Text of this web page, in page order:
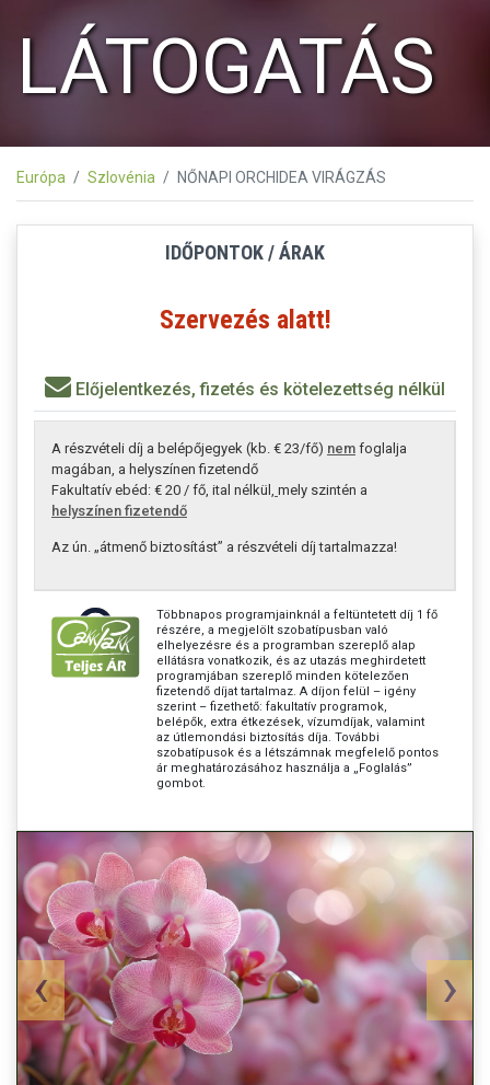
LÁTOGATÁS
Európa Szlovénia NŐNAPI ORCHIDEA VIRÁGZÁS
IDŐPONTOK / ÁRAK
Szervezés alatt!
Előjelentkezés, fizetés és kötelezettség nélkül
A részvételi díj a belépőjegyek (kb. € 23/fő) nem foglalja
magában, a helyszínen fizetendő
Fakultatív ebéd: € 20 / fő, ital nélkül, mely szintén a
helyszínen fizetendő
Az ún. „átmenő biztosítást” a részvételi díj tartalmazza!
Többnapos programjainknál a feltüntetett díj 1 fő
részére, a megjelölt szobatípusban való
elhelyezésre és a programban szereplő alap
ellátásra vonatkozik, és az utazás meghirdetett
programjában szereplő minden kötelezően
fizetendő díjat tartalmaz. A díjon felül – igény
szerint – fizethető: fakultatív programok,
belépők, extra étkezések, vízumdíjak, valamint
az útlemondási biztosítás díja. További
szobatípusok és a létszámnak megfelelő pontos
ár meghatározásához használja a „Foglalás”
gombot.